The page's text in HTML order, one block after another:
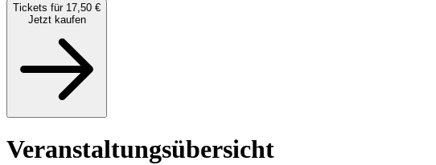
Tickets für 17,50 €
Jetzt kaufen
Veranstaltungsübersicht